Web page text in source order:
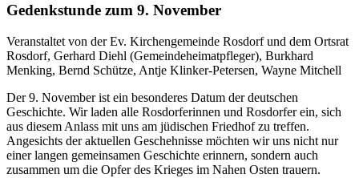
Gedenkstunde zum 9. November
Veranstaltet von der Ev. Kirchengemeinde Rosdorf und dem Ortsrat
Rosdorf, Gerhard Diehl (Gemeindeheimatpfleger), Burkhard
Menking, Bernd Schütze, Antje Klinker-Petersen, Wayne Mitchell
Der 9. November ist ein besonderes Datum der deutschen
Geschichte. Wir laden alle Rosdorferinnen und Rosdorfer ein, sich
aus diesem Anlass mit uns am jüdischen Friedhof zu treffen.
Angesichts der aktuellen Geschehnisse möchten wir uns nicht nur
einer langen gemeinsamen Geschichte erinnern, sondern auch
zusammen um die Opfer des Krieges im Nahen Osten trauern.